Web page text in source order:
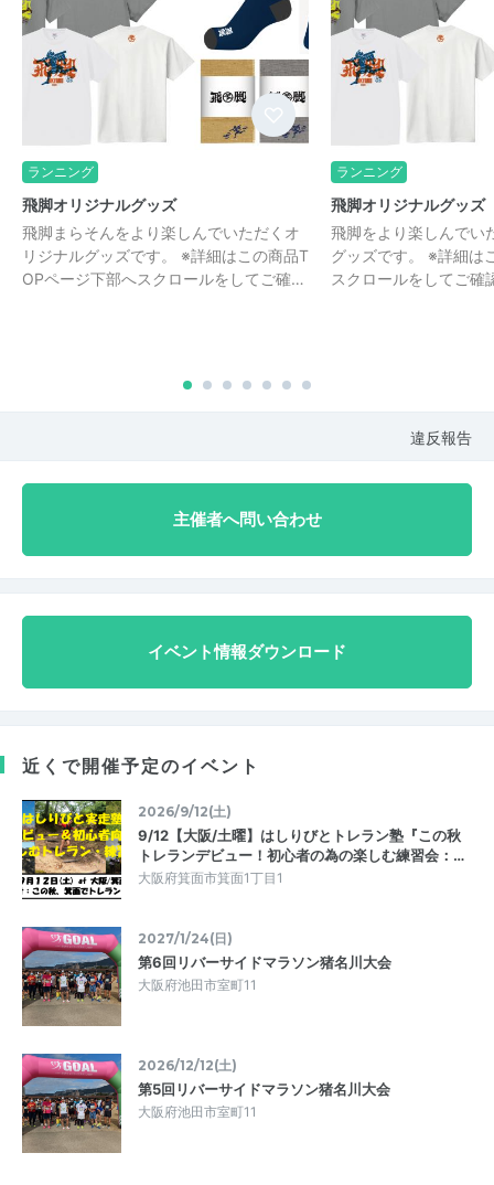
ランニング
飛脚オリジナルグッズ
飛脚まらそんをより楽しんでいただくオ
リジナルグッズです。 ※詳細はこの商品T
OPページ下部へスクロールをしてご確…
ランニング
飛脚オリジナルグッズ
飛脚をより楽しんでい
グッズです。 ※詳細は
スクロールをしてご確
違反報告
主催者へ問い合わせ
イベント情報ダウンロード
近くで開催予定のイベント
2026/9/12(土)
9/12【大阪/土曜】はしりびとトレラン塾『この秋
トレランデビュー！初心者の為の楽しむ練習会：…
大阪府箕面市箕面1丁目1
2027/1/24(日)
第6回リバーサイドマラソン猪名川大会
大阪府池田市室町11
2026/12/12(土)
第5回リバーサイドマラソン猪名川大会
大阪府池田市室町11